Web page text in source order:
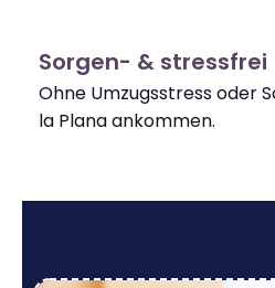
Sorgen- & stressfrei
Ohne Umzugsstress oder
la Plana ankommen.